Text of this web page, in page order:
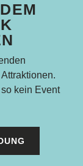
kein Event